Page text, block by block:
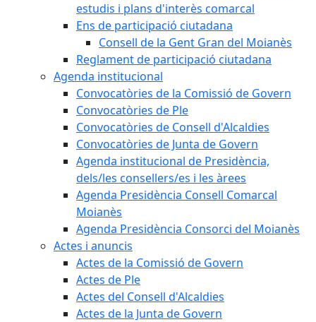
estudis i plans d'interès comarcal
Ens de participació ciutadana
Consell de la Gent Gran del Moianès
Reglament de participació ciutadana
Agenda institucional
Convocatòries de la Comissió de Govern
Convocatòries de Ple
Convocatòries de Consell d'Alcaldies
Convocatòries de Junta de Govern
Agenda institucional de Presidència,
dels/les consellers/es i les àrees
Agenda Presidència Consell Comarcal
Moianès
Agenda Presidència Consorci del Moianès
Actes i anuncis
Actes de la Comissió de Govern
Actes de Ple
Actes del Consell d'Alcaldies
Actes de la Junta de Govern